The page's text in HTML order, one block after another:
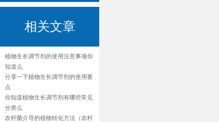
相关文章
植物生长调节剂的使用注意事项你
知道么
分享一下植物生长调节剂的使用要
点
你知道植物生长调节剂有哪些常见
分类么
农杆菌介导的植物转化方法（农杆